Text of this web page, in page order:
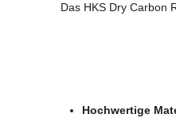
Das HKS Dry Carbon
Hochwertige